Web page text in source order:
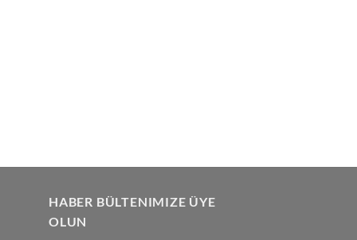
HABER BÜLTENIMIZE ÜYE
OLUN